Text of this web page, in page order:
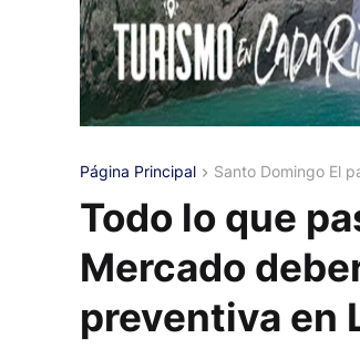
Página Principal Santo Domingo El
Todo lo que
Mercado
preventiva en